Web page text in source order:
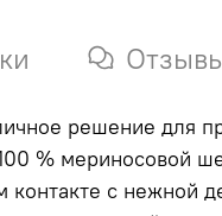
решение для
% мериносовой
с нежной